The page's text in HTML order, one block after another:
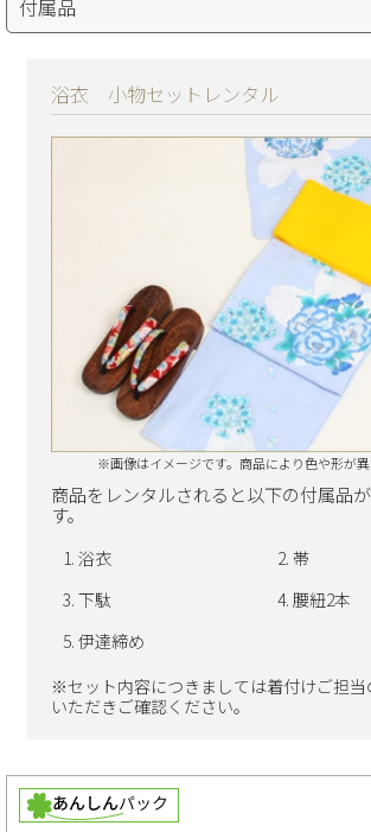
付属品
浴衣 小物セットレンタル
※画像はイメージです。商品により色や形が異
商品をレンタルされると以下の付属品
す。
浴衣
帯
下駄
腰紐2本
伊達締め
※セット内容につきましては着付けご担当
いただきご確認ください。